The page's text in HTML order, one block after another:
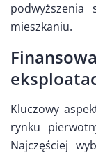
mieszkaniu.
Kluczowy
rynku
Najczęściej